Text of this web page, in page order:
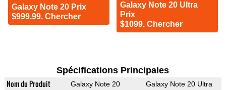
Galaxy Note 20 Prix
$999.99. Chercher
Galaxy Note 20 Ultra
Prix
$1099. Chercher
Spécifications Principales
Nom du Produit Galaxy Note 20 Galaxy Note 20 Ultra